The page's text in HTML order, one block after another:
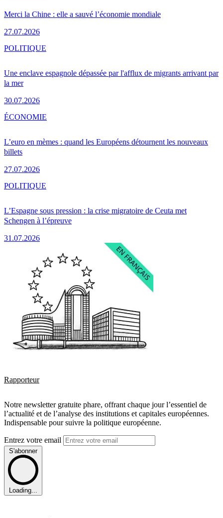
Merci la Chine : elle a sauvé l’économie mondiale
27.07.2026
Une enclave espagnole dépassée par l'afflux de migrants arrivant par
la mer
30.07.2026
POLITIQUE
L’euro en mèmes : quand les Européens détournent les nouveaux
billets
27.07.2026
ÉCONOMIE
L’Espagne sous pression : la crise migratoire de Ceuta met
Schengen à l’épreuve
31.07.2026
POLITIQUE
Rapporteur
Notre newsletter gratuite phare, offrant chaque jour l’essentiel de
l’actualité et de l’analyse des institutions et capitales européennes.
Indispensable pour suivre la politique européenne.
Entrez votre email
S'abonner
Loading...